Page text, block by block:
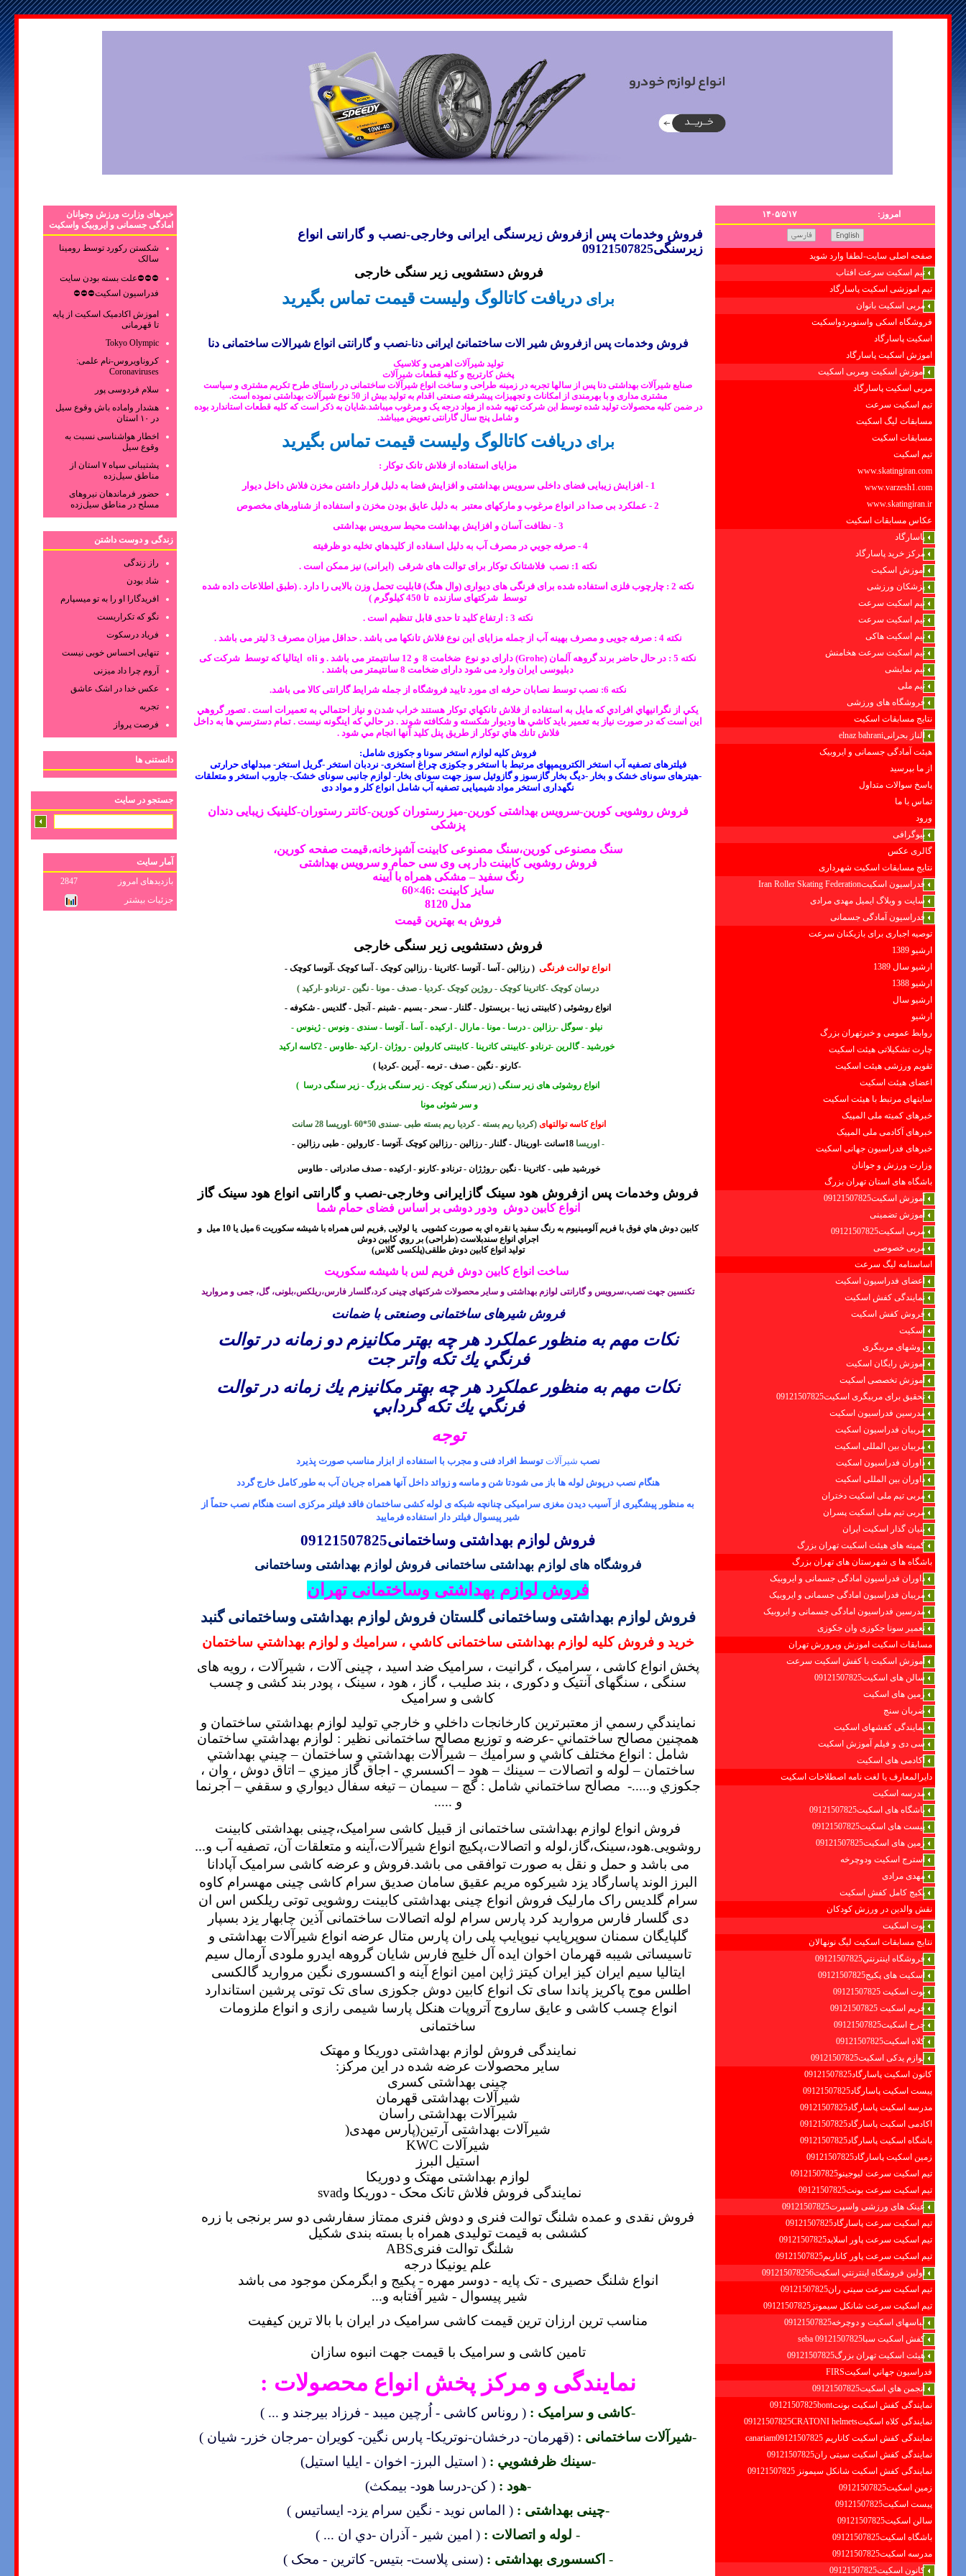
امروز: ۱۴۰۵/۵/۱۷
صفحه اصلی سایت-لطفا وارد شوید
تیم اسکیت سرعت افتاب
تیم اموزشی اسکیت پاسارگاد
مربی اسکیت بانوان
فروشگاه اسکی واسنوبردواسکیت
اسکیت پاسارگاد
اموزش اسکیت پاسارگاد
اموزش اسکیت ومربی اسکیت
مربی اسکیت پاسارگاد
تیم اسکیت سرعت
مسابقات لیگ اسکیت
مسابقات اسکیت
تیم اسکیت
www.skatingiran.com
www.varzesh1.com
www.skatingiran.ir
عکاس مسابقات اسکیت
پاسارگاد
مرکز خرید پاسارگاد
آموزش اسکیت
پزشکان ورزشی
تیم اسکیت سرعت
تیم اسکیت سرعت
تیم اسکیت هاکی
تیم اسکیت سرعت هخامنش
تیم نمایشی
تیم ملی
فروشگاه های ورزشی
نتایج مسابقات اسکیت
الناز بحرانیelnaz bahrani
هیئت آمادگی جسمانی و ایروبیک
از ما بپرسید
پاسخ سوالات متداول
تماس با ما
ورود
بیوگرافی
گالری عکس
نتایج مسابقات اسکیت شهرداری
فدراسیون اسکیتIran Roller Skating Federation
سایت و وبلاگ ایمیل مهدی مرادی
فدراسیون آمادگی جسمانی
توصیه اجباری برای بازیکنان سرعت
ارشیو 1389
ارشیو سال 1389
ارشیو 1388
ارشیو سال
ارشیو
روابط عمومی و خبرتهران بزرگ
چارت تشکیلاتی هیئت اسکیت
تقویم ورزشی هیئت اسکیت
اعضای هیئت اسکیت
سایتهای مرتبط با هیئت اسکیت
خبرهای کمیته ملی المپیک
خبرهای آکادمی ملی المپیک
خبرهای فدراسیون جهانی اسکیت
وزارت ورزش و جوانان
باشگاه های استان تهران بزرگ
آموزش اسکیت09121507825
آموزش تضمینی
مربی اسکیت09121507825
مربی خصوصی
اساسنامه لیگ سرعت
اعضای فدراسیون اسکیت
نمایندگی کفش اسکیت
فروش کفش اسکیت
اسکیت
روشهای مربیگری
اموزش رایگان اسکیت
آموزش تخصصی اسکیت
تحقیق برای مربیگری اسکیت09121507825
مدرسین فدراسیون اسکیت
مربیان فدراسیون اسکیت
مربیان بین المللی اسکیت
داوران فدراسیون اسکیت
داوران بین المللی اسکیت
مربی تیم ملی اسکیت دختران
مربی تیم ملی اسکیت پسران
بنیان گذار اسکیت ایران
کمیته های هیئت اسکیت تهران بزرگ
باشگاه ها ی شهرستان های تهران بزرگ
داوران فدراسیون امادگی جسمانی و ایروبیک
مربیان فدراسیون امادگی جسمانی و ایروبیک
مدرسین فدراسیون امادگی جسمانی و ایروبیک
تعمیر سونا جکوزی وان جکوزی
مسابقات اسکیت اموزش وپرورش تهران
آموزش اسکیت با کفش اسکیت سرعت
سالن های اسکیت09121507825
زمین های اسکیت
ضربان سنج
نمایندگی کفشهای اسکیت
سی دی و فیلم آموزش اسکیت
آکادمی های اسکیت
دایرالمعارف یا لغت نامه اصطلاحات اسکیت
مدرسه اسکیت
باشگاه های اسکیت09121507825
پیست های اسکیت09121507825
زمین های اسکیت09121507825
استرج اسکیت ودوچرخه
مهدی مرادی
پکیج کامل کفش اسکیت
نقش والدین در ورزش کودکان
بوت اسکیت
نتایج مسابقات اسکیت لیگ نونهالان
فروشگاه اينترنتي09121507825
اسکیت های پکیج09121507825
بوت اسکیت 09121507825
فریم اسکیت 09121507825
چرخ اسکیت09121507825
کلاه اسکیت09121507825
لوازم یدکی اسکیت09121507825
کانون اسکیت پاسارگاد09121507825
پیست اسکیت پاسارگاد09121507825
مدرسه اسکیت پاسارگاد09121507825
اکادمی اسکیت پاسارگاد09121507825
باشگاه اسکیت پاسارگاد09121507825
زمین اسکیت پاسارگاد09121507825
تیم اسکیت سرعت لیوجینو09121507825
تیم اسکیت سرعت بونت09121507825
عینک های ورزشی واسپرت09121507825
تیم اسکیت سرعت پاسارگاد09121507825
تیم اسکیت سرعت پاور اسلاید09121507825
تیم اسکیت سرعت پاور کاناریم09121507825
اولين فروشگاه اينترنتي اسكيت091215078256
تیم اسکیت سرعت سیتی ران09121507825
تیم اسکیت سرعت شانکل سیمونز09121507825
لباسهای اسکیت و دوچرخه09121507825
کفش اسکیت سبا09121507825 seba
هیئت اسکیت تهران بزرگ09121507825
فدراسيون جهاني اسكيتFIRS
انجمن هاي اسكيت09121507825
نمایندگی کفش اسکیت بونت09121507825bont
نمایندگی کلاه اسکیت09121507825CRATONI helmets
نمایندگی کفش اسکیت كاناريم canariam09121507825
نمایندگی کفش اسکیت سیتی ران09121507825
نمایندگی کفش اسکیت شانكل سيمونز 09121507825
زمین اسکیت09121507825
پیست اسکیت09121507825
سالن اسکیت09121507825
باشگاه اسکیت09121507825
مدرسه اسکیت09121507825
کانون اسکیت09121507825
فروش وخدمات پس ازفروش زیرسنگی ایرانی وخارجی-نصب و گارانتی انواع
زیرسنگی09121507825
فروش دستشویی زیر سنگی خارجی
برایدریافت کاتالوگ ولیست قیمت تماس بگیرید
فروش وخدمات پس ازفروش شیر الات ساختمانئ ایرانی دنا-نصب و گارانتی انواع شیرالات ساختمانی دنا
تولید شیرآلات اهرمی و کلاسیک
پخش کارتریج و کلیه قطعات شیرآلات
صنایع شیرآلات بهداشتیدنا پس از سالها تجربه در زمینه طراحی و ساخت انواع شیرآلات ساختمانی در راستای طرح تکریم مشتری و سیاست
مشتری مداری و با بهرمندی از امکانات و تجهیزات پیشرفته صنعتی اقدام به تولید بیش از 50 نوع شیرآلات بهداشتی نموده است.
در ضمن کلیه محصولات تولید شده توسط این شرکت تهیه شده از مواد درجه یک و مرغوب میباشد.شایان به ذکر است که کلیه قطعات استاندارد بوده
و شامل پنج سال گارانتی تعویض میباشد.
برایدریافت کاتالوگ ولیست قیمت تماس بگیرید
مزایای استفاده از فلاش تانک توکار :
1 - افزايش زیبایی فضای داخلی سرویس بهداشتی و افزایش فضا به دلیل قرار داشتن مخزن فلاش داخل دیوار
2 - عملکرد بی صدا در انواع مرغوب و مارکهای معتبر به دلیل عایق بودن مخزن و استفاده از شناورهای مخصوص
3 - نظافت آسان و افزایش بهداشت محیط سرویس بهداشتی
4 - صرفه جويي در مصرف آب به دليل اسفاده از كليدهاي تخليه دو ظرفيته
نکته 1: نصب فلاشتانک توکار برای توالت های شرقی (ایرانی) نیز ممکن است .
نکته 2 : چارچوب فلزی استفاده شده برای فرنگی های دیواری (وال هنگ) قابلیت تحمل وزن بالایی را دارد . (طبق اطلاعات داده شده
توسط شرکتهای سازنده تا 450 کیلوگرم )
نکته 3 : ارتفاع کلید تا حدی قابل تنظیم است .
نکته 4 : صرفه جویی و مصرف بهینه آب از جمله مزایای این نوع فلاش تانکها می باشد . حداقل میزان مصرف 3 لیتر می باشد .
نکته 5 : در حال حاضر برند گروهه آلمان (Grohe) دارای دو نوع ضخامت 8 و 12 سانتیمتر می باشد . و oli ایتالیا که توسط شرکت کی
دبلیوسی ایران وارد می شود دارای ضخامت 8 سانتیمتر می باشند .
نکته 6: نصب توسط نصابان حرفه ای مورد تایید فروشگاه از جمله شرایط گارانتی کالا می باشد.
يكي از نگرانيهاي افرادي كه مايل به استفاده از فلاش تانكهاي توكار هستند خراب شدن و نياز احتمالي به تعميرات است . تصور گروهي
اين است كه در صورت نياز به تعمير بايد كاشي ها وديوار شكسته و شكافته شوند . در حالي كه اينگونه نيست . تمام دسترسي ها به داخل
فلاش تانك هاي توكار از طريق پنل كليد آنها انجام مي شود .
فروش کلیه لوازم استخر سونا و جکوزی شامل:
فیلترهای تصفیه آب استخر الکتروپمپهای مرتبط با استخر و جکوزی چراغ استخری- نردبان استخر -گریل استخر- مبدلهای حرارتی
-هیترهای سونای خشک و بخار -دیگ بخار گازسوز و گازوئیل سوز جهت سونای بخار- لوازم جانبی سونای خشک- جاروب استخر و متعلقات
نگهداری استخر مواد شیمیایی تصفیه آب شامل انواع کلر و مواد دی
فروشروشویی کورین-سرویس بهداشتی کورین-میز رستوران کورین-کانتر رستوران-کلینیک زیبایی دندان
پزشکی
سنگ مصنوعی کورین،سنگ مصنوعیکابینت آشپزخانه،قیمت صفحه کورین،
فروشروشویی کابینت دار پی وی سی حمام و سرویس بهداشتی
رنگ سفید – مشکی همراه با آیینه
سایز کابینت :46×60
مدل 8120
فروش به بهترین قیمت
فروش دستشویی زیر سنگی خارجی
انواع توالت فرنگی ( رزالین - آسا - آتوسا -کاترینا - رزالین کوچک - آسا کوچک -آتوسا کوچک -
درسان کوچک -کاترینا کوچک - روژین کوچک -کردیا - صدف - مونا - نگین - ترنادو -ارکید )
انواع روشوئی ( کابینتی زیبا - بریستول - گلنار - سحر - بسیم - شبنم - آنجل - گلدیس - شکوفه -
نیلو - سوگل -رزالین - درسا - مونا - مارال - ارکیده - آسا - آتوسا - سندی - ونوس - ژینوس -
خورشید - گالرین -ترنادو -کابینتیکاترینا - کابینتی کارولین - روژان - ارکید -طاوس - 2کاسه ارکید
-کارنو - نگین - صدف - ترمه - آیرین -کردیا )
انواع روشوئی های زیر سنگی ( زیر سنگی کوچک - زیر سنگی بزرگ - زیر سنگی درسا )
و سر شوئی مونا
انواع کاسه توالتهای (کردیا ریم بسته - کردیا ریم بسته طبی -سندی 50*60 -اوریسا 28 سانت
- اوریسا 18سانت -اورینال - گلنار - رزالین - رزالین کوچک -آتوسا - کارولین - طبی رزالین -
خورشید طبی - کاترینا - نگین -روژژان - ترنادو -کارنو - ارکیده - صدف صادراتی - طاوس
فروش وخدمات پس ازفروش هود سینک گازایرانی وخارجی-نصب و گارانتی انواع هود سینک گاز
انواع کابین دوش ودور دوشی بر اساس فضای حمام شما
کابين دوش هاي فوق با فريم آلومينيوم به رنگ سفید يا نقره اي به صورت کشویی یا لولایی ,فریم لس همراه با شيشه سکوريت6 میل یا 10
میل و
اجراي انواع سندبلاست (طراحی) بر روي کابين دوش
(تولید انواع کابین دوش طلقی(پلکسی گلاس
ساخت انواع کابین دوش فریم لس با شیشه سکوریت
تکنسین جهت نصب،سرویس و گارانتی لوازم بهداشتی و سایر محصولات شرکتهای چینی کرد،گلسار فارس،ریلکس،بلونی، گل، جمی و مروارید
فروش شیرهای ساختمانی وصنعتی با ضمانت
نكات مهم به منظور عملكرد هر چه بهتر مكانيزم دو زمانه در توالت
فرنگي يك تكه واتر جت
نكات مهم به منظور عملكرد هر چه بهتر مكانيزم يك زمانه در توالت
فرنگي يك تكه گردابي
توجه
نصب شیرآلاتتوسط افراد فنی و مجرب با استفاده از ابزار مناسب صورت پذیرد
هنگام نصب درپوش لوله ها باز می شودتا شن و ماسه و زوائد داخل آنها همراه جریان آب به طور کامل خارج گردد
به منظور پیشگیری از آسیب دیدن مغزی سرامیکی چنانچه شبکه ی لوله کشی ساختمان فاقد فیلتر مرکزی است هنگام نصب حتماً از
شیر پیسوال فیلتر دار استفاده فرمایید
فروش لوازم بهداشتی وساختمانی09121507825
فروشگاه های لوازم بهداشتی ساختمانی فروش لوازم بهداشتی وساختمانی
فروش لوازم بهداشتی وساختمانی تهران
فروش لوازم بهداشتی وساختمانی گلستان فروش لوازم بهداشتی وساختمانی گنبد
خرید و فروش کلیه لوازم بهداشتی ساختمانی كاشي ، سراميك و لوازم بهداشتي ساختمان
پخش انواع کاشی ، سرامیک ، گرانیت ، سرامیک ضد اسید ، چینی آلات ، شیرآلات ، رویه های
سنگی ، سنگهای آنتیک و دکوری ، بند صلیب ، گاز ، هود ، سینک ، پودر بند کشی و چسب
کاشی و سرامیک
نمايندگي رسمي از معتبرترين كارخانجات داخلي و خارجي توليد لوازم بهداشتي ساختمان و
همچنين مصالح ساختماني -عرضه و توزيع مصالح ساختمانی نظیر : لوازم بهداشتي ساختمان
شامل : انواع مختلف كاشي و سراميك – شيرآلات بهداشتي و ساختمان – چيني بهداشتي
ساختمان – لوله و اتصالات – سينك – هود – اكسسري - اجاق گاز ميزي – اتاق دوش ، وان ،
جكوزي و.....- مصالح ساختماني شامل : گچ – سيمان – تيغه سفال ديواري و سقفي – آجرنما
و .....
فروش انواع لوازم بهداشتی ساختمانی از قبیل کاشی سرامیک،چینی بهداشتی کابینت
روشویی.هود،سینک،گاز،لوله و اتصالات،پکیچ انواع شیرآلات،آینه و متعلقات آن، تصفیه آب و...
می باشد و حمل و نقل به صورت توافقی می باشد.فروش و عرضه کاشی سرامیک آپادانا
البرز الوند پاسارگاد یزد شیرکوه مریم عقیق سامان صدیق سرام کاشی چینی مهسرام کاوه
سرام گلدیس راک مارلیک فروش انواع چینی بهداشتی کابینت روشویی توتی ریلکس اس ان
دی گلسار فارس مروارید کرد پارس سرام لوله اتصالات ساختمانی آذین چابهار یزد بسپار
گلپایگان سمنان سوپرپایپ نیوپایپ پلی ران پارس متال عرضه انواع شیرآلات بهداشتی و
تاسیساتی شیبه قهرمان اخوان ایده آل خلیج فارس شایان گروهه ایدرو ملودی آرمال سیم
ایتالیا سیم ایران کیز ایران کیتز ژاپن امین انواع آینه و اکسسوری نگین مروارید گالکسی
اطلس موج پاکریز پاندا سای تک انواع کابین دوش جکوزی سای تک توتی پرشین استاندارد
انواع چسب کاشی و عایق ساروج آتروپات هنکل پارسا شیمی رازی و انواع ملزومات
ساختمانی
نمایندگی فروش لوازم بهداشتی دوریکا و مهتک
سایر محصولات عرضه شده در این مرکز :
چینی بهداشتی کسری
شیرآلات بهداشتی قهرمان
شیرآلات بهداشتی راسان
شیرآلات بهداشتی آرتین(پارس مهدی)
شیرآلات KWC
استیل البرز
لوازم بهداشتی مهتک و دوریکا
نمایندگی فروش فلاش تانک محک - دوریکا وsvad
فروش نقدی و عمده شلنگ توالت فنری و دوش فنری ممتاز سفارشی دو سر برنجی با زره
کششی به قیمت تولیدی همراه با بسته بندی شکیل
شلنگ توالت فنریABS
علم یونیکا درجه
انواع شلنگ حصیری - تک پایه - دوسر مهره - پکیج و ابگرمکن موجود می باشد
شیر پیسوال - شیر آفتابه و...
مناسب ترین ارزان ترین قیمت کاشی سرامیک در ایران با بالا ترین کیفیت
تامین کاشی و سرامیک با قیمت جهت انبوه سازان
نمایندگی و مرکز پخش انواع محصولات :
-کاشی و سرامیک : ( روناس کاشی - اُرچین میبد - فرزاد بیرجند و ... )
-شیرآلات ساختمانی : (قهرمان- درخشان-نوتريكا- پارس نگین- کویران -مرجان خزر- شیان )
-سينك ظرفشويي : ( استيل البرز- اخوان - ايليا استيل)
-هود : ( كن-درسا هود- بيمكث)
-چینی بهداشتی : ( الماس نويد - نگین سرام یزد- ایساتیس )
- لوله و اتصالات : ( امین شیر - آذران -دي ان ... )
- اکسسوری بهداشتی : (سنی پلاست- بتيس- كاترين - محک )
خبرهای وزارت ورزش وجوانان
امادگی جسمانی و ایروبیک واسکیت
شکستن رکورد توسط رومینا
سالک
⛔⛔⛔علت بسته بودن سایت
فدراسیون اسکیت⛔⛔⛔
اموزش اکادمیک اسکیت از پایه
تا قهرمانی
Tokyo Olympic
کروناویروس‌-نام علمی:
Coronaviruses
سلام فردوسی پور
هشدار واماده باش وقوع سیل
در ۱۰ استان
اخطار هواشناسی نسبت به
وقوع سیل
پشتیبانی سپاه ۷ استان از
مناطق سیل‌زده
حضور فرماندهان نیروهای
مسلح در مناطق سیل‌زده
زندگی و دوست داشتن
راز زندگی
شاد بودن
افریدگارا او را به تو میسپارم
نگو که تکراریست
فریاد درسکوت
تنهایی احساس خوبی نیست
آروم چرا داد میزنی
عکس‌ خدا در اشک‌ عاشق‌
تجربه
فرصت پرواز
دانستنی ها
جستجو در سایت
آمار سایت
بازدیدهای امروز
2847
جزئیات بیشتر